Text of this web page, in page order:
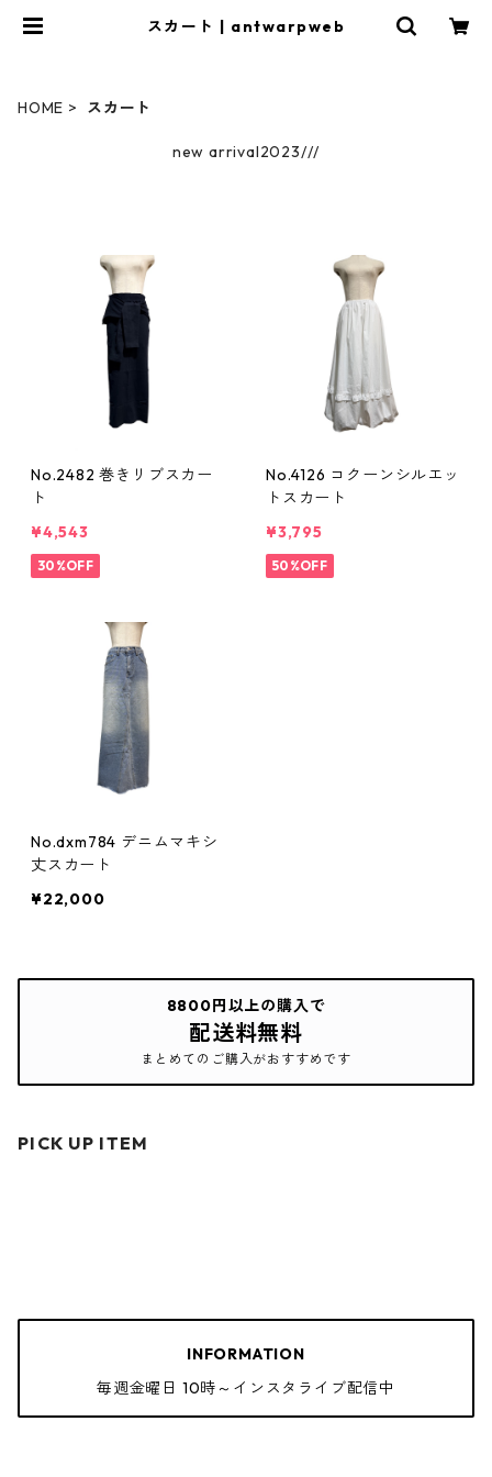
スカート | antwarpweb
HOME スカート
new arrival2023///
No.2482 巻きリブスカー
ト
¥4,543
30%OFF
No.4126 コクーンシルエッ
トスカート
¥3,795
50%OFF
No.dxm784 デニムマキシ
丈スカート
¥22,000
8800円以上の購入で
配送料無料
まとめてのご購入がおすすめです
PICK UP ITEM
INFORMATION
毎週金曜日 10時～インスタライブ配信中